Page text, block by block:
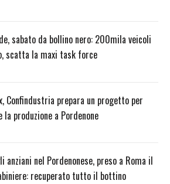
sabato da bollino nero: 200mila veicoli
scatta la maxi task force
Confindustria prepara un progetto per
produzione a Pordenone
anziani nel Pordenonese, preso a Roma il
recuperato tutto il bottino